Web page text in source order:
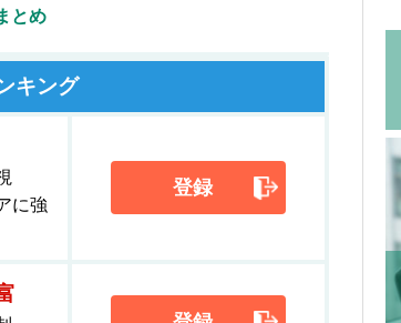
とめ
キング
に強
登録